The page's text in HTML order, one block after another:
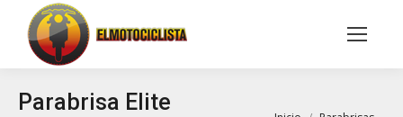
Buscar:
Parabrisa Elite